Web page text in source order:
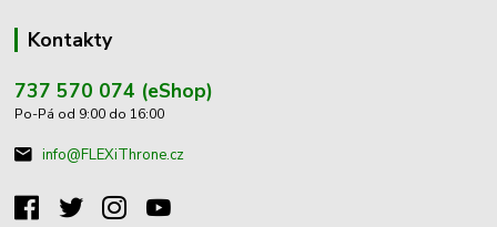
Kontakty
737 570 074 (eShop)
Po-Pá od 9:00 do 16:00
info@FLEXiThrone.cz